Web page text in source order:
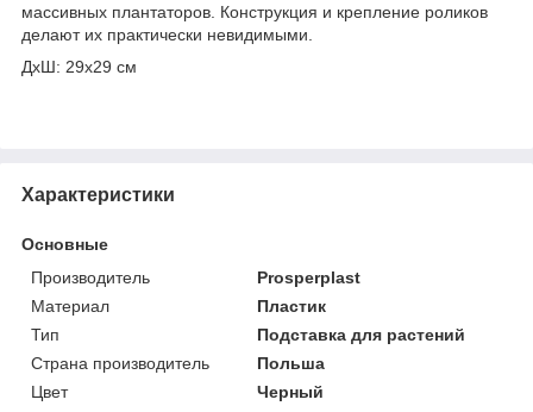
массивных плантаторов. Конструкция и крепление роликов
делают их практически невидимыми.
ДхШ: 29х29 см
Характеристики
Основные
Производитель
Prosperplast
Материал
Пластик
Тип
Подставка для растений
Страна производитель
Польша
Цвет
Черный